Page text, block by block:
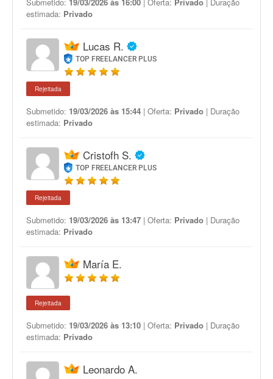
estimada: Privado
Lucas R.
TOP FREELANCER PLUS
Rejeitada
Submetido: 19/03/2026 às 15:44 | Oferta: Privado | Duração
estimada: Privado
Cristofh S.
TOP FREELANCER PLUS
Rejeitada
Submetido: 19/03/2026 às 13:47 | Oferta: Privado | Duração
estimada: Privado
María E.
Rejeitada
Submetido: 19/03/2026 às 13:10 | Oferta: Privado | Duração
estimada: Privado
Leonardo A.